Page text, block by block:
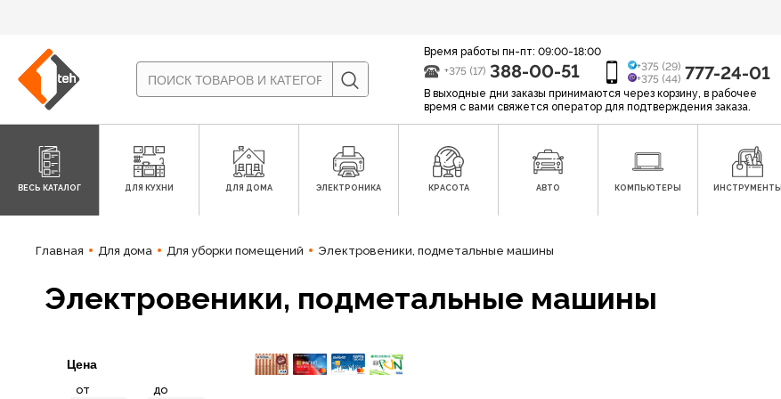
Время работы пн-пт: 09:00-18:00
+375 (17) 388-00-51
+375 (29)
+375 (44) 777-24-01
В выходные дни заказы принимаются через корзину, в рабочее
время с вами свяжется оператор для подтверждения заказа.
ВЕСЬ КАТАЛОГ ДЛЯ КУХНИ ДЛЯ ДОМА ЭЛЕКТРОНИКА КРАСОТА АВТО КОМПЬЮТЕРЫ ИНСТРУМЕНТЫ
Главная Для дома Для уборки помещений Электровеники, подметальные машины
Электровеники, подметальные машины
Цена
от до